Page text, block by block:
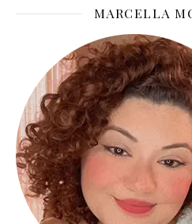
MARCELLA